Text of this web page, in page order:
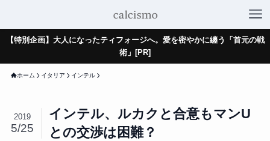
【特別企画】大人になったティフォージへ。愛を密やかに纏う「首元の戦
術」[PR]
ホーム イタリア インテル
インテル、ルカクと合意もマンU
との交渉は困難？
2019
5/25